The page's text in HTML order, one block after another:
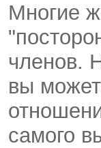
Многие
членов.
вы
самого